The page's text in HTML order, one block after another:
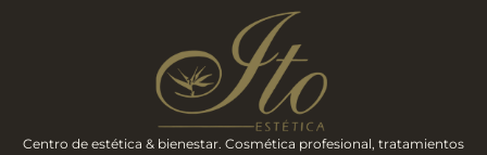
Centro de estética & bienestar. Cosmética profesional, tratamientos